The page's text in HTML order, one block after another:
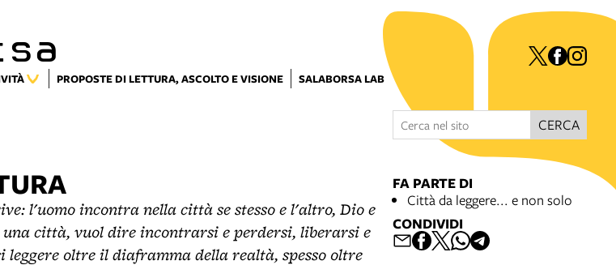
PROPOSTE DI LETTURA, ASCOLTO E VISIONE SALABORSA LAB
CERCA
l'uomo incontra nella città se stesso e l'altro, Dio e
città, vuol dire incontrarsi e perdersi, liberarsi e
oltre il diaframma della realtà, spesso oltre
FA PARTE DI
Città da leggere... e non solo
CONDIVIDI